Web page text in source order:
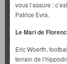
vous l’assure :
Patrice Evra.
Le Mari de
Eric Woerth,
terrain de